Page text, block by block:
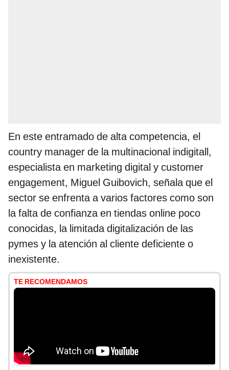
En este entramado de alta competencia, el
country manager de la multinacional indigitall,
especialista en marketing digital y customer
engagement, Miguel Guibovich, señala que el
sector se enfrenta a varios factores como son
la falta de confianza en tiendas online poco
conocidas, la limitada digitalización de las
pymes y la atención al cliente deficiente o
inexistente.
TE RECOMENDAMOS